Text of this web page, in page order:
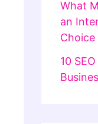
What
an
Choice
10